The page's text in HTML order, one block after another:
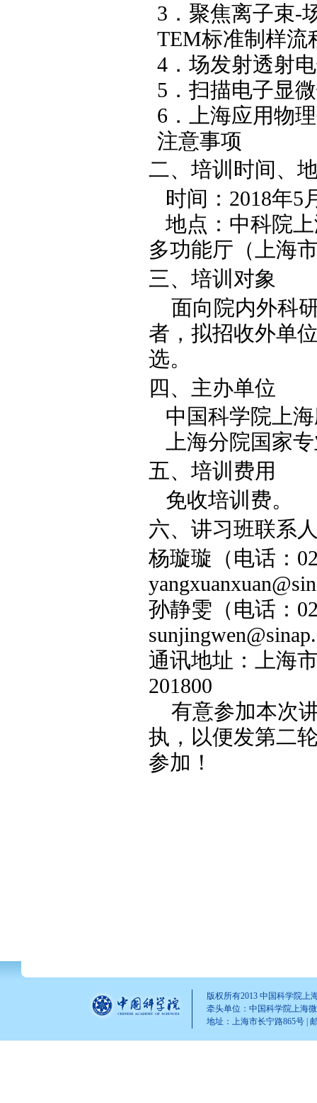
3 ．聚焦离子束-
TEM标准制样流
4 ．场发射透射
5 ．扫描电子显
6 ．上海应用物
注意事项
二、培训时间、
时间： 2018年5
地点：中科院
多功能厅（上海
三、培训对象
面向院内外科
者，拟招收外单
选。
四、主办单位
中国科学院上
上海分院国家
五、培训费用
免收培训费。
六、讲习班联系
杨璇璇（电话：
孙静雯（电话：
通讯地址：上海
201800
有意参加本次
执，以便发第二
参加！
版权所有2013 中国科学院
牵头单位：中国科学院上海
地址：上海市长宁路865号 |